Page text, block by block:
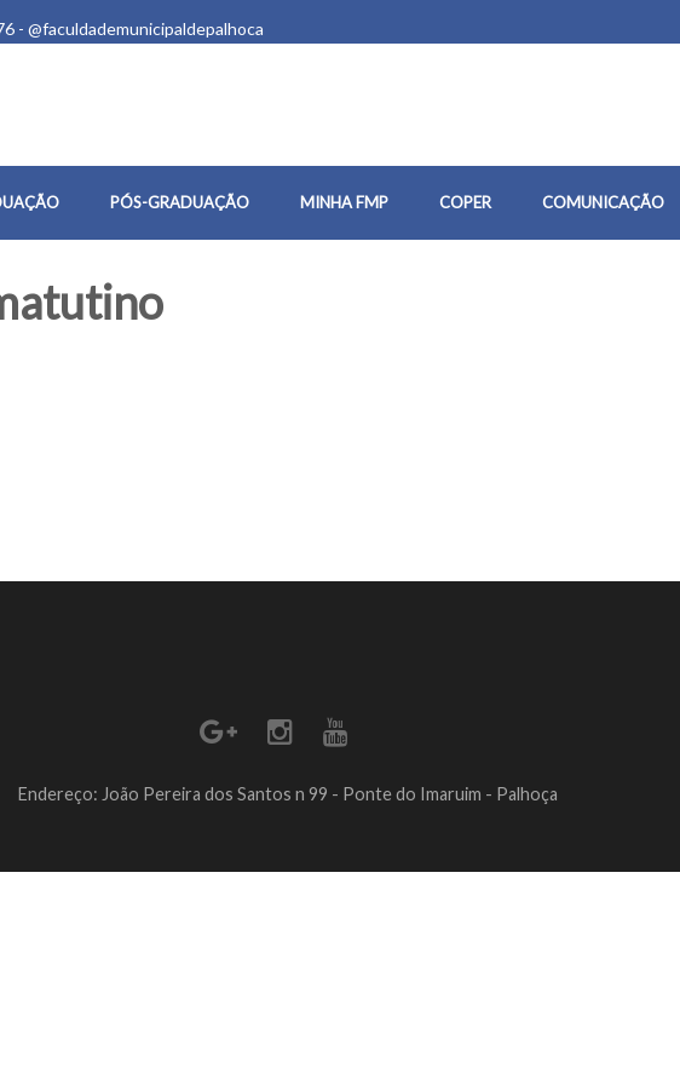
- @faculdademunicipaldepalhoca
PÓS-GRADUAÇÃO MINHA FMP COPER COMUNICAÇÃO
Endereço: João Pereira dos Santos n 99 - Ponte do Imaruim - Palhoça